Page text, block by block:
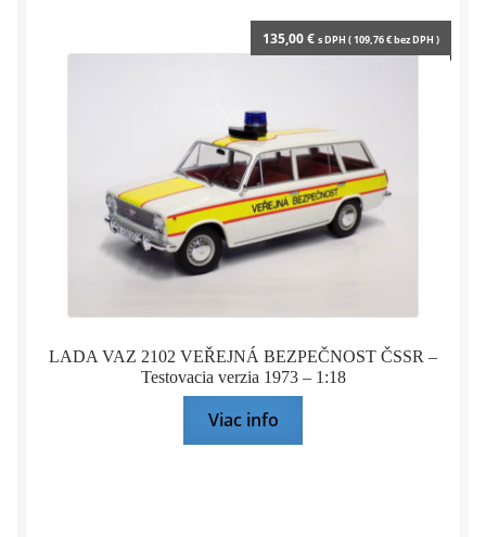
LADA VAZ 2102 VEŘEJNÁ BEZPEČNOST ČSSR –
Testovacia verzia 1973 – 1:18
135,00€ s DPH (109,76€bez DPH )
Viac info